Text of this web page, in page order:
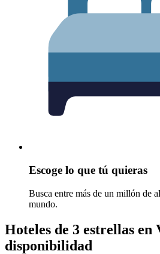
Escoge lo que tú quieras
Busca entre más de un millón de
mundo.
Hoteles de 3 estrellas en
disponibilidad